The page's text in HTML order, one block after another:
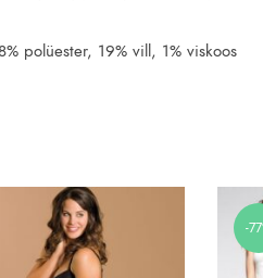
polüester, 19% vill, 1% viskoos
-